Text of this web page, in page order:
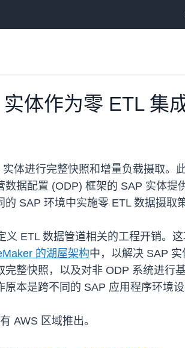
体作为零 ETL 集
体进行完整快照和增量负载摄取
据配置 (ODP) 框架的 SAP 实体
SAP 环境中实施零 ETL 数据摄取策
ETL 数据管道相关的工程开销。
的湖屋架构中，以解决 SAP
整快照，以及对非 ODP 系统进行
本是跨不同的 SAP 应用程序环境
AWS 区域推出。